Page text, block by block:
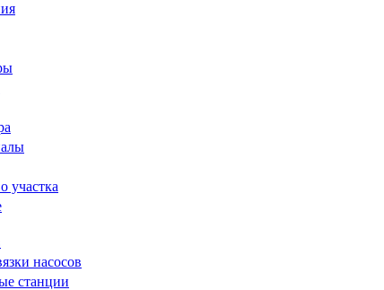
участка
насосов
станции